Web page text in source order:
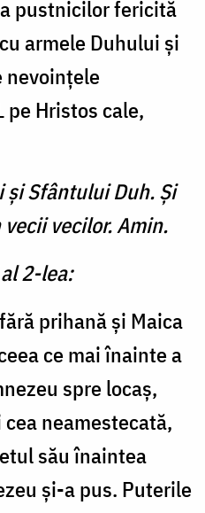
pustnicilor fericită
armele Duhului şi
nevoinţele
Hristos cale,
şi Sfântului Duh. Şi
vecilor. Amin.
2-lea:
prihană şi Maica
ce mai înainte a
spre locaş,
neamestecată,
său înaintea
şi-a pus. Puterile